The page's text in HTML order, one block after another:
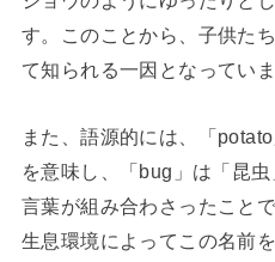
す。このことから、子供た
て知られる一因となっていま
また、語源的には、「
を意味し、「bug」は「昆
言葉が組み合わさったこと
生息環境によってこの名前